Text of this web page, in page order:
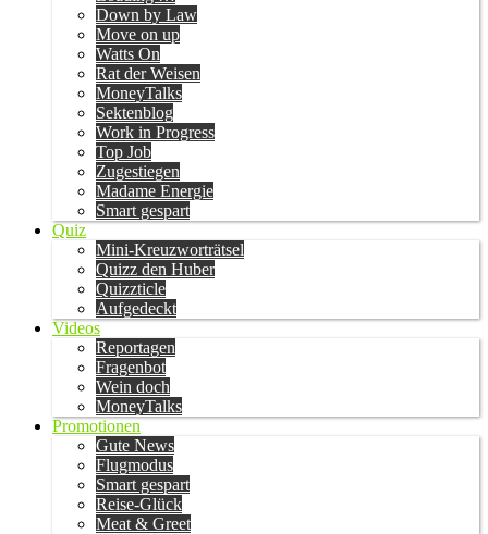
Down by Law
Move on up
Watts On
Rat der Weisen
MoneyTalks
Sektenblog
Work in Progress
Top Job
Zugestiegen
Madame Energie
Smart gespart
Quiz
Mini-Kreuzworträtsel
Quizz den Huber
Quizzticle
Aufgedeckt
Videos
Reportagen
Fragenbot
Wein doch
MoneyTalks
Promotionen
Gute News
Flugmodus
Smart gespart
Reise-Glück
Meat & Greet